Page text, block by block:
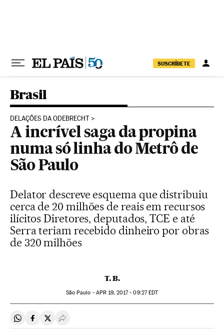
SUSCRÍBETE
Brasil
DELAÇÕES DA ODEBRECHT
A incrível saga da propina
numa só linha do Metrô de
São Paulo
Delator descreve esquema que distribuiu
cerca de 20 milhões de reais em recursos
ilícitos Diretores, deputados, TCE e até
Serra teriam recebido dinheiro por obras
de 320 milhões
T. B.
São Paulo - APR 19, 2017 - 09:27EDT
Compartir en Whatsapp
Compartir en Facebook
Compartir en Twitter
Desplegar Redes Sociales